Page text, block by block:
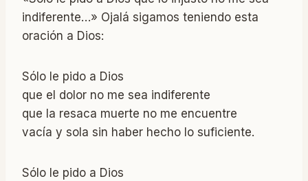
indiferente…» Ojalá sigamos teniendo esta
oración a Dios:
Sólo le pido a Dios
que el dolor no me sea indiferente
que la resaca muerte no me encuentre
vacía y sola sin haber hecho lo suficiente.
Sólo le pido a Dios